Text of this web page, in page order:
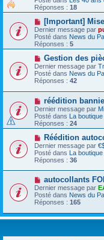
Réponses : 18
[Important]
Dernier message par
Posté dans News du
Réponses : 5
Gestion des
Dernier message par
Posté dans News du
Réponses : 42
réédition
Dernier message par
Posté dans La
Réponses : 24
Réédition
Dernier message par
Posté dans La
Réponses : 36
autocollants
Dernier message par
Posté dans News du
Réponses : 165